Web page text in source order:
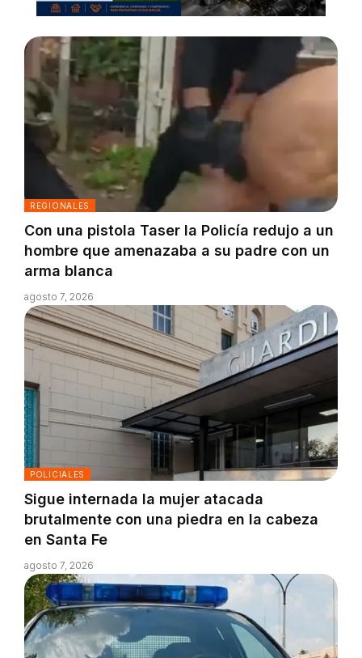
REGIONALES
Con una pistola Taser la Policía redujo a un
hombre que amenazaba a su padre con un
arma blanca
agosto 7, 2026
POLICIALES
Sigue internada la mujer atacada
brutalmente con una piedra en la cabeza
en Santa Fe
agosto 7, 2026